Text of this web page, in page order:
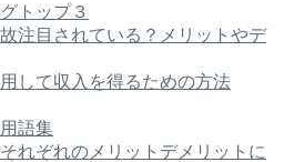
トップ３
注目されている？メリットやデ
して収入を得るための方法
語集
れぞれのメリットデメリットに